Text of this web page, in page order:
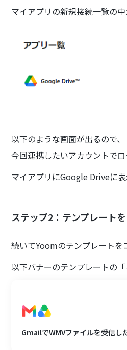
マイアプリの新規接続一覧の
以下のような画面が出るので
今回連携したいアカウントでロ
マイアプリにGoogle Driveに
ステップ2：テンプレート
続いてYoomのテンプレートを
以下バナーのテンプレートの
GmailでWMVファイルを受信し